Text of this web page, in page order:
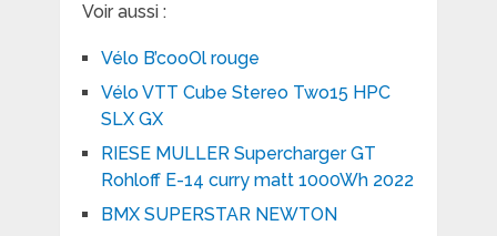
Voir aussi :
Vélo B’cooOl rouge
Vélo VTT Cube Stereo Two15 HPC
SLX GX
RIESE MULLER Supercharger GT
Rohloff E-14 curry matt 1000Wh 2022
BMX SUPERSTAR NEWTON